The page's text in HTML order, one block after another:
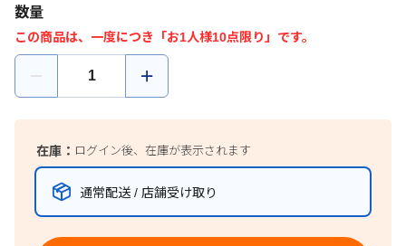
数量
この商品は、一度につき「お1人様10点限り」です。
在庫： ログイン後、在庫が表示されます
通常配送 / 店舗受け取り